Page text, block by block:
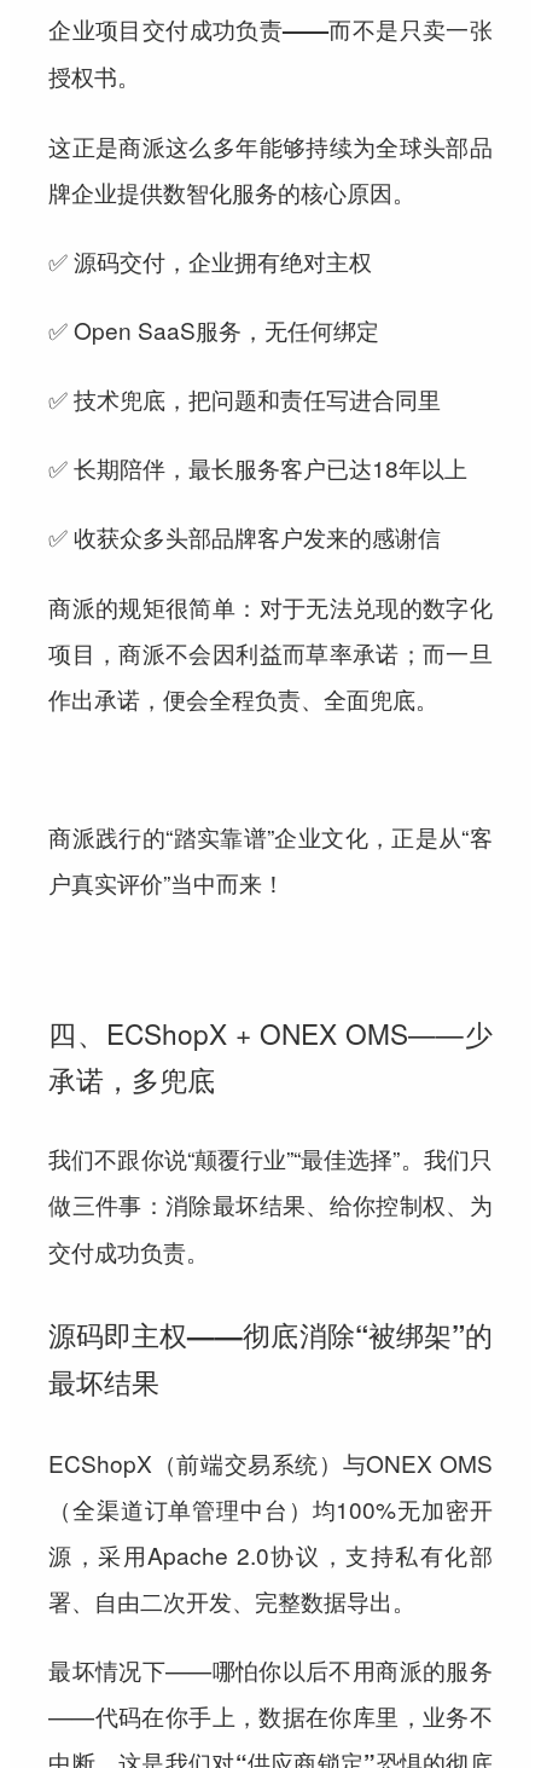
企业项目交付成功负责——而不是只卖一张
授权书。
这正是商派这么多年能够持续为全球头部品
牌企业提供数智化服务的核心原因。
✅ 源码交付，企业拥有绝对主权
✅ Open SaaS服务，无任何绑定
✅ 技术兜底，把问题和责任写进合同里
✅ 长期陪伴，最长服务客户已达18年以上
✅ 收获众多头部品牌客户发来的感谢信
商派的规矩很简单：对于无法兑现的数字化
项目，商派不会因利益而草率承诺；而一旦
作出承诺，便会全程负责、全面兜底。
商派践行的“踏实靠谱”企业文化，正是从“客
户真实评价”当中而来！
四、ECShopX + ONEX OMS——少
承诺，多兜底
我们不跟你说“颠覆行业”“最佳选择”。我们只
做三件事：消除最坏结果、给你控制权、为
交付成功负责。
源码即主权——彻底消除“被绑架”的
最坏结果
ECShopX（前端交易系统）与ONEX OMS
（全渠道订单管理中台）均100%无加密开
源，采用Apache 2.0协议，支持私有化部
署、自由二次开发、完整数据导出。
最坏情况下——哪怕你以后不用商派的服务
——代码在你手上，数据在你库里，业务不
中断。